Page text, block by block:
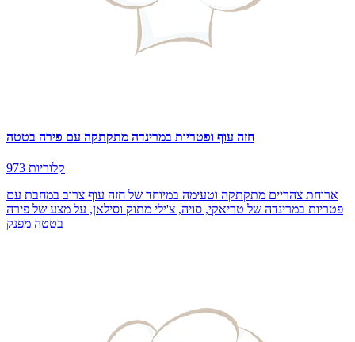
חזה עוף ופטריות במרינדה מתקתקה עם פירה בטטה
973 קלוריות
ארוחת צהריים מתקתקה וטעימה במיוחד של חזה עוף צרוב במחבת עם
פטריות במרינדה של טריאקי, סויה, צ'ילי מתוק וסילאן, על מצע של פירה
בטטה מפנק